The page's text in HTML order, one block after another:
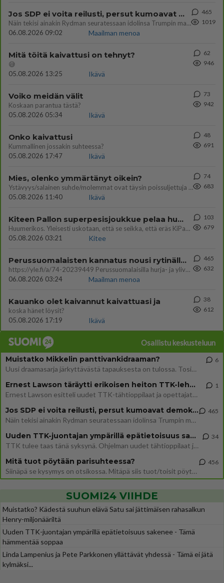
Jos SDP ei voita reilusti, persut kumoavat demokratian Suomesta
Näin tekisi ainakin Rydman seuratessaan idolinsa Trumpin mallia https://www.is.fi/politiikka/art-2000012187244.html
06.08.2026 09:02
Maailman menoa
465
1019
Mitä töitä kaivattusi on tehnyt?
😅
05.08.2026 13:25
Ikävä
62
946
Voiko meidän välit
Koskaan parantua tästä?
05.08.2026 05:34
Ikävä
73
942
Onko kaivattusi
Kummallinen jossakin suhteessa?
05.08.2026 17:47
Ikävä
48
691
Mies, olenko ymmärtänyt oikein?
Ystävyys/salainen suhde/molemmat ovat täysin poissuljettuja asioita? Nainen
05.08.2026 11:40
Ikävä
74
683
Kiteen Pallon superpesisjoukkue pelaa huumeiden vaikutuksen alaisena
Huumerikos. Yleisesti uskotaan, että se seikka, että eräs KiPan pelaaja kärähtää huumeista, on vain jäävuoren huippu. M
05.08.2026 03:21
Kitee
103
679
Perussuomalaisten kannatus nousi rytinällä Ylen tänään julkaisemassa tuoreimmassa gallup-kyselyssä.
https://yle.fi/a/74-20239449 Perussuomalaisilla hurja- ja ylivoimaisesti suurin nousu tässä uudessa Ylen gallupissa. Kyl
06.08.2026 03:24
Maailman menoa
465
632
Kauanko olet kaivannut kaivattuasi ja
koska hänet löysit?
05.08.2026 17:19
Ikävä
38
612
Osallistu keskusteluun
Muistatko Mikkelin panttivankidraaman?
Uusi draamasarja järkyttävästä tapauksesta on tulossa. Tositapahtumiin perustuva sarja ammentaa vuoden 1986 Mikkelin pan
6
Ernest Lawson täräytti erikoisen heiton TTK-lehdistötilaisuudessa: " Onko tässä tarkoituksena...?"
Ernest Lawson esitteli uudet TTK-tähtioppilaat ja opettajat torstaina 6.8. lehdistölle. Tulevalla kaudella on yksi hausk
1
Jos SDP ei voita reilusti, persut kumoavat demokratian Suomesta
Näin tekisi ainakin Rydman seuratessaan idolinsa Trumpin mallia https://www.is.fi/politiikka/art-2000012187244.html
465
Uuden TTK-juontajan ympärillä epätietoisuus sakenee - Nyt MTV hämmentää soppaa
TTK tulee taas tänä syksynä. Ohjelman uudet tähtioppilaat julkistetaan torstaina 6. elokuuta klo 14 alkavassa lehdistö
34
Mitä tuot pöytään parisuhteessa?
Siinäpä se kysymys on otsikossa. Mitäpä siis tuot/toisit pöytään parisuhteessa? Oletko mies vai nainen? Koetko sen mitä
456
SUOMI24 VIIHDE
Muistatko? Kädestä suuhun elävä Satu sai jättimäisen rahasalkun
Henry-miljonääriltä
Uuden TTK-juontajan ympärillä epätietoisuus sakenee - Tämä
hämmentää soppaa
Linda Lampenius ja Pete Parkkonen yllättävät yhdessä - Tämä ei jätä
kylmäksi...